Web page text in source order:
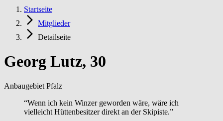
Startseite
Mitglieder
Detailseite
Georg Lutz, 30
Anbaugebiet Pfalz
“Wenn ich kein Winzer geworden wäre, wäre ich
vielleicht Hüttenbesitzer direkt an der Skipiste.”